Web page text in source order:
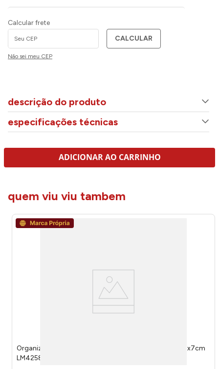
Calcular frete
CALCULAR
Não sei meu CEP
descrição do produto
especificações técnicas
ADICIONAR AO CARRINHO
quem viu viu tambem
Organizador Dispenser Para 25 Ovos Plástico Pp 33x18x7cm
LM4258 - honeyhome